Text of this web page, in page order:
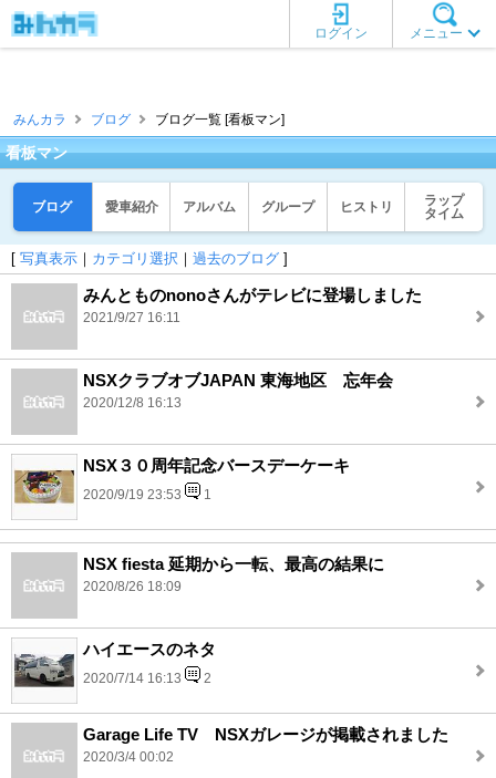
メニュー
ログイン
みんカラ ブログ ブログ一覧 [看板マン]
看板マン
ブログ 愛車紹介 アルバム グループ ヒストリ
ラップ
タイム
[ 写真表示 ｜ カテゴリ選択 ｜ 過去のブログ ]
みんとものnonoさんがテレビに登場しました
2021/9/27 16:11
NSXクラブオブJAPAN 東海地区 忘年会
2020/12/8 16:13
NSX３０周年記念バースデーケーキ
2020/9/19 23:53 1
NSX fiesta 延期から一転、最高の結果に
2020/8/26 18:09
ハイエースのネタ
2020/7/14 16:13 2
Garage Life TV NSXガレージが掲載されました
2020/3/4 00:02